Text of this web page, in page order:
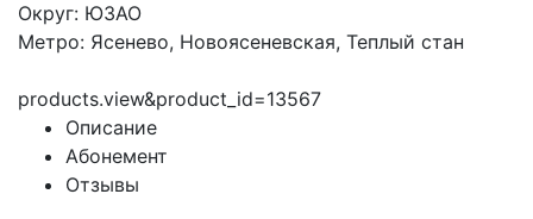
Округ: ЮЗАО
Метро: Ясенево, Новоясеневская, Теплый стан
products.view&product_id=13567
Описание
Абонемент
Отзывы